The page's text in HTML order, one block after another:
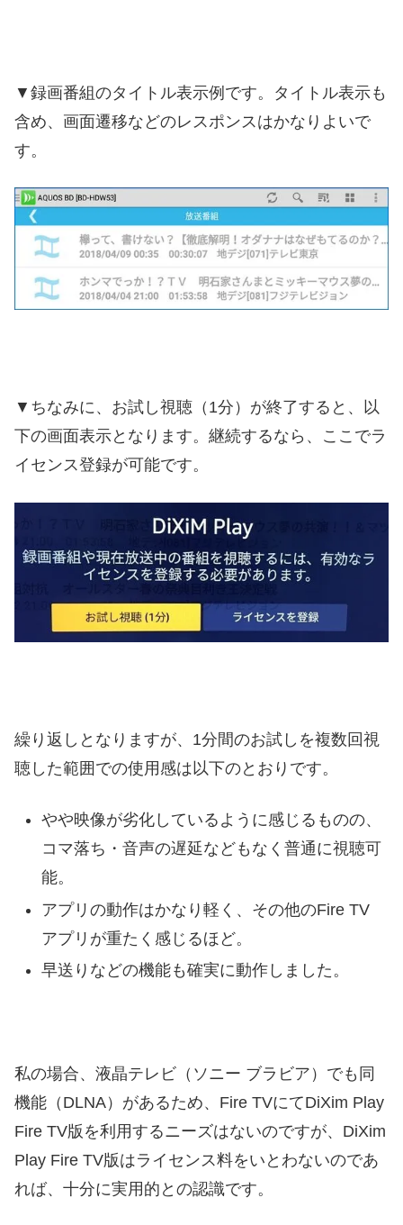
▼録画番組のタイトル表示例です。タイトル表示も
含め、画面遷移などのレスポンスはかなりよいで
す。
▼ちなみに、お試し視聴（1分）が終了すると、以
下の画面表示となります。継続するなら、ここでラ
イセンス登録が可能です。
繰り返しとなりますが、1分間のお試しを複数回視
聴した範囲での使用感は以下のとおりです。
やや映像が劣化しているように感じるものの、
コマ落ち・音声の遅延などもなく普通に視聴可
能。
アプリの動作はかなり軽く、その他のFire TV
アプリが重たく感じるほど。
早送りなどの機能も確実に動作しました。
私の場合、液晶テレビ（ソニー ブラビア）でも同
機能（DLNA）があるため、Fire TVにてDiXim Play
Fire TV版を利用するニーズはないのですが、DiXim
Play Fire TV版はライセンス料をいとわないのであ
れば、十分に実用的との認識です。